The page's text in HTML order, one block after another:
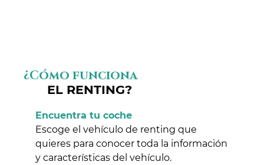
¿Cómo funciona
EL RENTING?
Encuentra tu coche
Escoge el vehículo de renting que
quieres para conocer toda la información
y características del vehículo.